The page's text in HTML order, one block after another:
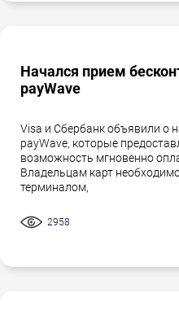
Начался прием
payWave
Visa и Сбербанк объявили о
payWave, которые
возможность мгновенно
Владельцам карт
терминалом,
2958